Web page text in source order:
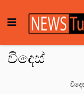
විදෙස්